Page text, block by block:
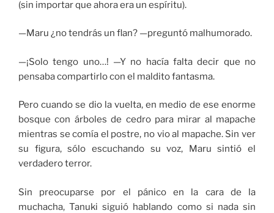
(sin importar que ahora era un espíritu).
—Maru ¿no tendrás un flan? —preguntó malhumorado.
—¡Solo tengo uno…! —Y no hacía falta decir que no
pensaba compartirlo con el maldito fantasma.
Pero cuando se dio la vuelta, en medio de ese enorme
bosque con árboles de cedro para mirar al mapache
mientras se comía el postre, no vio al mapache. Sin ver
su figura, sólo escuchando su voz, Maru sintió el
verdadero terror.
Sin preocuparse por el pánico en la cara de la
muchacha, Tanuki siguió hablando como si nada sin